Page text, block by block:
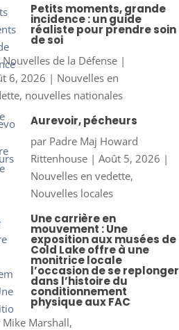
Petits moments, grande
incidence : un guide
réaliste pour prendre soin
de soi
Nouvelles de la Défense|
6, 2026 | Nouvelles en
, nouvelles nationales
Aurevoir, pécheurs
par Padre Maj Howard
Rittenhouse| Août 5, 2026 |
Nouvelles en vedette,
Nouvelles locales
Une carrière en
mouvement : Une
exposition aux musées de
Cold Lake offre à une
monitrice locale
l’occasion de se replonger
dans l’histoire du
conditionnement
physique aux FAC
Mike Marshall,